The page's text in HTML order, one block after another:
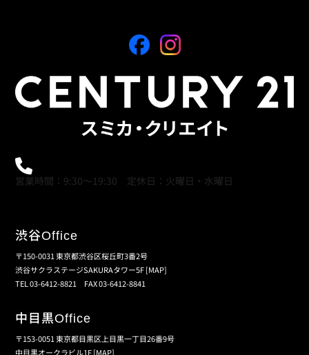
営業時間：9:30～19:30 定休日：火曜日・水曜日
渋谷Office
〒150-0031 東京都渋谷区桜丘町3番2号
渋谷サクラステージSAKURAタワー5F[MAP]
TEL 03-6412-8821 FAX 03-6412-8841
中目黒Office
〒153-0051 東京都目黒区上目黒一丁目26番9号
中目黒オークラビル1F[MAP]